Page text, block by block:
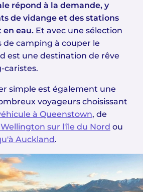
répond à la demande, y
de vidange et des stations
eau. Et avec une sélection
de camping à couper le
est une destination de rêve
caristes.
simple est également une
voyageurs choisissant
à Queenstown, de
sur l'île du Nord ou
Auckland.